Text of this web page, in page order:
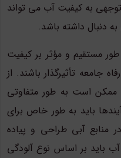
به کیفیت آب می تواند
دنبال داشته باشد.
مستقیم و مؤثر بر کیفیت
جامعه تأثیرگذار باشند. از
ممکن است به طور متفاوتی
باید به طور خاص برای
آبی طراحی و پیاده
باید بر اساس نوع آلودگی